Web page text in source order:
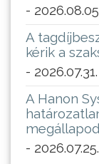
-
A
kérik a
- 2026.07.31.
A Hanon
- 2026.07.25.